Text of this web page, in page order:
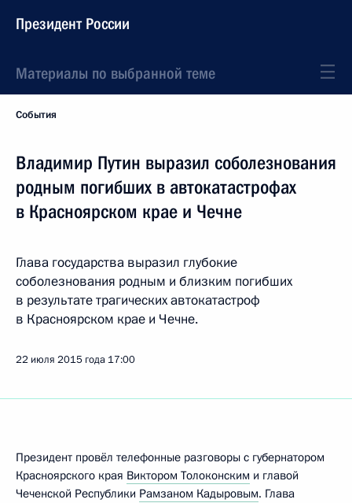
Президент России
Материалы по выбранной теме
События
Владимир Путин выразил соболезнования
родным погибших в автокатастрофах
в Красноярском крае и Чечне
Глава государства выразил глубокие
соболезнования родным и близким погибших
в результате трагических автокатастроф
в Красноярском крае и Чечне.
22 июля 2015 года 17:00
Президент провёл телефонные разговоры с губернатором
Красноярского края Виктором Толоконским и главой
Чеченской Республики Рамзаном Кадыровым. Глава